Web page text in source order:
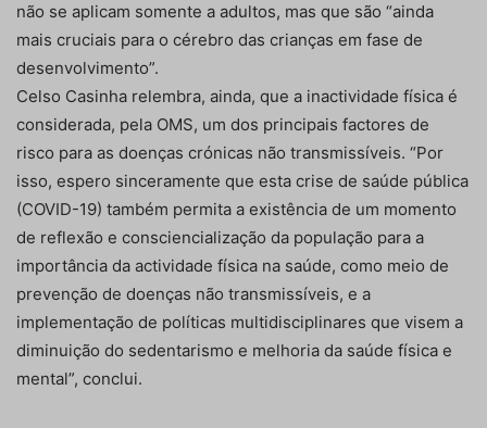
não se aplicam somente a adultos, mas que são “ainda
mais cruciais para o cérebro das crianças em fase de
desenvolvimento”.
Celso Casinha relembra, ainda, que a inactividade física é
considerada, pela OMS, um dos principais factores de
risco para as doenças crónicas não transmissíveis. “Por
isso, espero sinceramente que esta crise de saúde pública
(COVID-19) também permita a existência de um momento
de reflexão e consciencialização da população para a
importância da actividade física na saúde, como meio de
prevenção de doenças não transmissíveis, e a
implementação de políticas multidisciplinares que visem a
diminuição do sedentarismo e melhoria da saúde física e
mental”, conclui.